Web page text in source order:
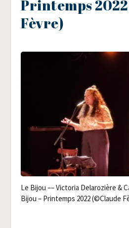
Printemps
Fèvre)
Le Bijou –– Vic­to­ria Dela­ro­zière &
Bijou – Prin­temps 2022 (©Claude